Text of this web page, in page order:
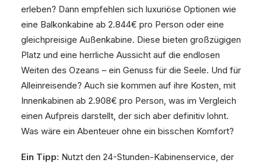
erleben? Dann empfehlen sich luxuriöse Optionen wie
eine Balkonkabine ab 2.844€ pro Person oder eine
gleichpreisige Außenkabine. Diese bieten großzügigen
Platz und eine herrliche Aussicht auf die endlosen
Weiten des Ozeans – ein Genuss für die Seele. Und für
Alleinreisende? Auch sie kommen auf ihre Kosten, mit
Innenkabinen ab 2.908€ pro Person, was im Vergleich
einen Aufpreis darstellt, der sich aber definitiv lohnt.
Was wäre ein Abenteuer ohne ein bisschen Komfort?
Ein Tipp: Nutzt den 24-Stunden-Kabinenservice, der